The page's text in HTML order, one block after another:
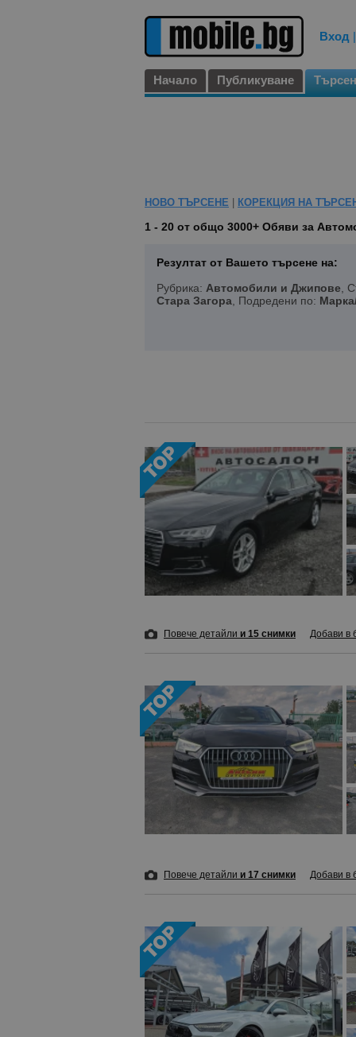
Вход |
Начало Публикуване
НОВО ТЪРСЕНЕ КОРЕКЦИЯ НА
1 - 20 от общо 3000+ Обяви за
Резултат от Вашето търсене на:
Рубрика: Автомобили и Джипове,
Стара Загора, Подредени по:
Повече детайли и 15 снимки Добави в
Повече детайли и 17 снимки Добави в